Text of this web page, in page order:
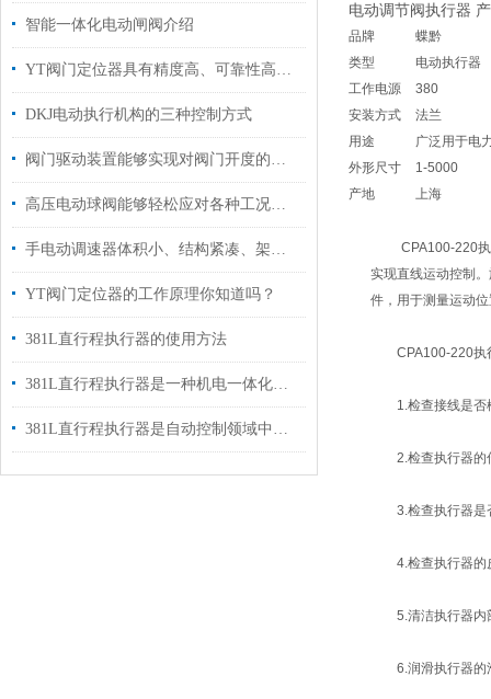
智能一体化电动闸阀介绍
YT阀门定位器具有精度高、可靠性高等优点
DKJ电动执行机构的三种控制方式
阀门驱动装置能够实现对阀门开度的准确控制
高压电动球阀能够轻松应对各种工况条件
手电动调速器体积小、结构紧凑、架构合理
YT阀门定位器的工作原理你知道吗？
381L直行程执行器的使用方法
381L直行程执行器是一种机电一体化装置
381L直行程执行器是自动控制领域中常用的机电一体化器件
电动调节阀执行器
品牌
蝶黔
类型
电动执行器
工作电源
380
安装方式
法兰
用途
广泛用于电
外形尺寸
1-5000
产地
上海
CPA100-220执行
实现直线运动控制
件，用于测量运动
CPA100-220执
1.检查接线是否
2.检查执行器的
3.检查执行器是
4.检查执行器的皮
5.清洁执行器内
6.润滑执行器的滑